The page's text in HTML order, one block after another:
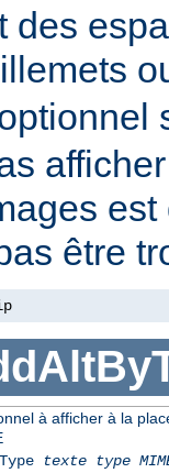
des
être
à afficher à la
texte
type